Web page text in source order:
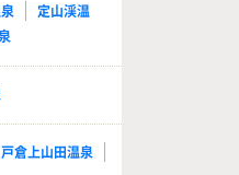
定山渓温
戸倉上山田温泉